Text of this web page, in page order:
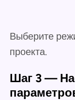
Выберите
проекта.
Шаг 3 —